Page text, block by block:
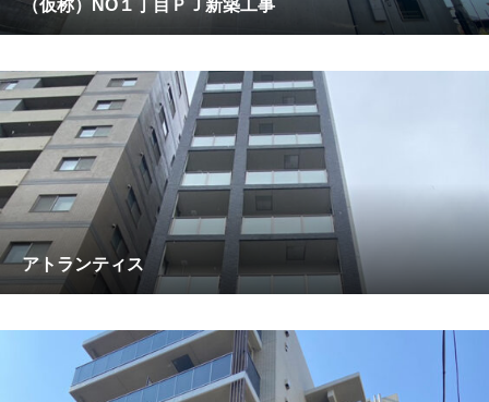
（仮称）NO１丁目ＰＪ新築工事
アトランティス